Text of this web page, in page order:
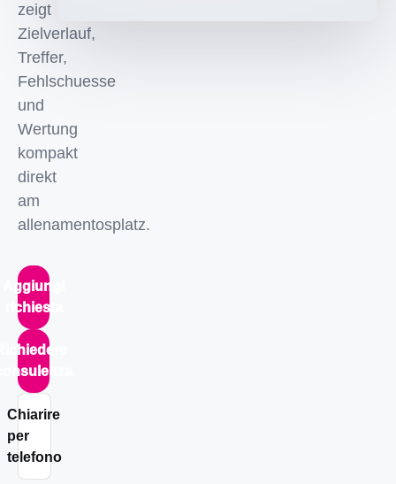
zeigt
Zielverlauf,
Treffer,
Fehlschuesse
und
Wertung
kompakt
direkt
am
allenamentosplatz.
Aggiungi
richiesta
Chiarire
per
telefono